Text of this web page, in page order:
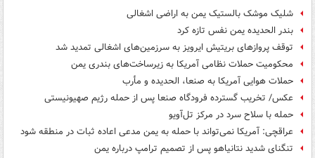
شلیک موشک بالستیک یمن به اراضی اشغالی
بندر الحدیده یمن نفس تازه کرد
توقف پروازهای بریتیش ایرویز به سرزمین‌های اشغالی تمدید شد
محکومیت حملات نظامی آمریکا به زیرساخت‌های بندری یمن
حملات هوایی آمریکا به صنعا، الحدیده و مأرب
عکس/ تخریب گسترده فرودگاه صنعا پس از حمله رژیم صهیونیستی
حمله با سلاح سرد در مرکز تل‌آویو
عراقچی: آمریکا نمی‌تواند با حمله به یمن مدعی اعاده ثبات در منطقه شود
تنگنای شدید نتانیاهو پس از تصمیم ترامپ درباره یمن